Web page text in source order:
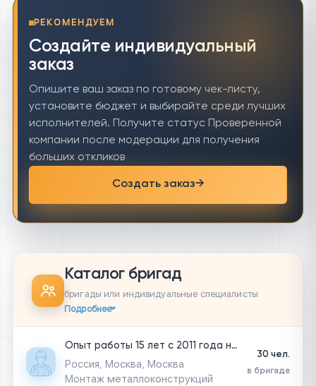
РЕКОМЕНДУЕМ
Создайте индивидуальный
заказ
Опишите ваш заказ по готовому чек-листу,
установите бюджет и выбирайте среди лучших
исполнителей. Получите статус Проверенной
компании после модерации для получения
больших откликов
Создать заказ→
Каталог бригад
бригады или индивидуальные специалисты
Подробнее
Опыт работы 15 лет с 2011 года на рынке строительства,в отделке ,монолитные работы,электрика,сварочные работы,опыт большой,бригады есть свои временем проверенные
Россия, Москва, Москва
Монтаж металлоконструкций
30 чел.
в бригаде